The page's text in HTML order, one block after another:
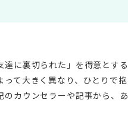
達に裏切られた」を得意とす
って大きく異なり、ひとりで
のカウンセラーや記事から、